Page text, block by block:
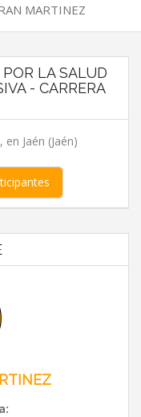
MARTINEZ
LA SALUD
- CARRERA
Jaén (Jaén)